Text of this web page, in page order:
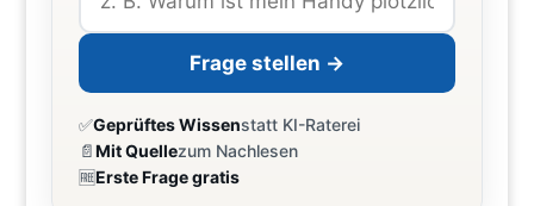
Frage stellen →
✅Geprüftes Wissenstatt KI-Raterei
📄Mit Quellezum Nachlesen
🆓Erste Frage gratis